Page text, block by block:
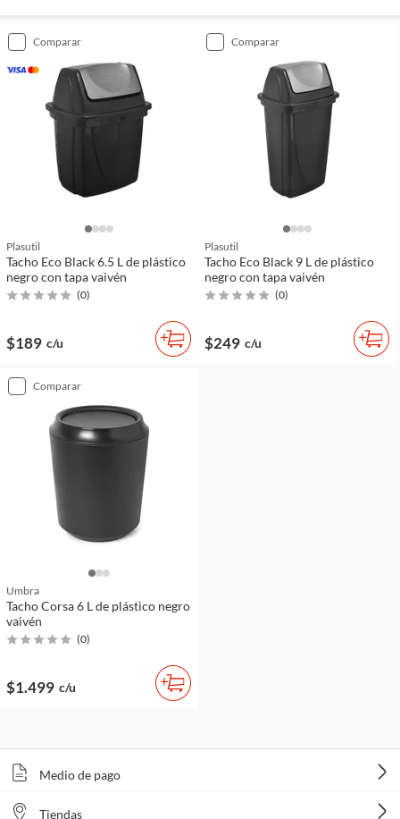
comparar
Plasutil
Tacho Eco Black 6.5 L de plástico
negro con tapa vaivén
(0)
$189 c/u
comparar
Plasutil
Tacho Eco Black 9 L de plástico
negro con tapa vaivén
(0)
$249 c/u
comparar
Umbra
Tacho Corsa 6 L de plástico negro
vaivén
(0)
$1.499 c/u
Medio de pago
Tiendas